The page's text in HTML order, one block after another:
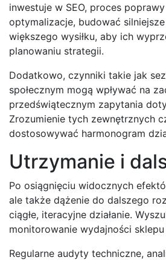
inwestuje w SEO, proces
optymalizacje, budować
większego wysiłku, aby ich
planowaniu strategii.
Dodatkowo, czynniki takie jak
społecznym mogą wpływać na
przedświątecznym zapytania
Zrozumienie tych zewnętrznych
dostosowywać harmonogram
Utrzymanie i
Po osiągnięciu widocznych
ale także dążenie do dalszego
ciągłe, iteracyjne działanie.
monitorowanie wydajności
Regularne audyty techniczne,